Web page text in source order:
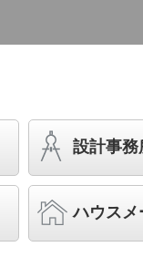
天井直付型・壁直
・プラスチックセ
プ交換型 110Vダイ
場在庫品
◆希望小売価格 23,600
【本体】LGS9004
設計事務
ハウスメ